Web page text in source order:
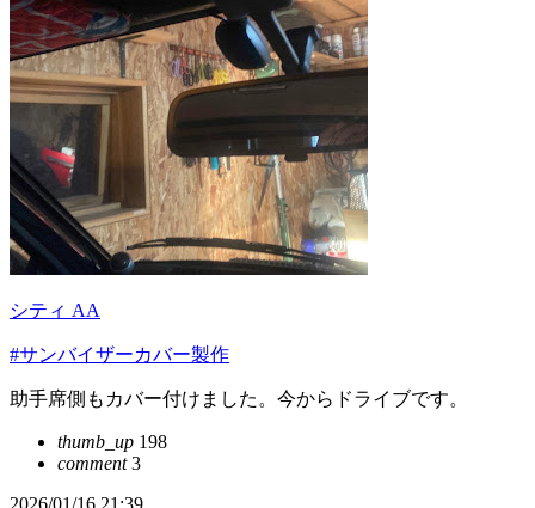
シティ AA
#サンバイザーカバー製作
助手席側もカバー付けました。今からドライブです。
thumb_up 198
comment3